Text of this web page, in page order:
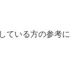
ている方の参考に